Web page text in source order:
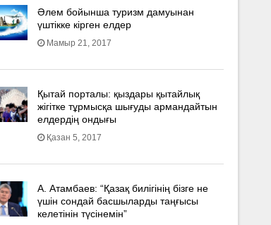
Әлем бойынша туризм дамуынан
үштікке кірген елдер
Мамыр 21, 2017
Қытай порталы: қыздары қытайлық
жігітке тұрмысқа шығуды армандайтын
елдердің ондығы
Қазан 5, 2017
А. Атамбаев: “Қазақ билігінің бізге не
үшін сондай басшыларды таңғысы
келетінін түсінемін”